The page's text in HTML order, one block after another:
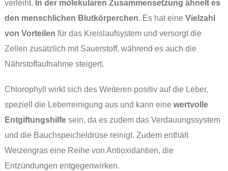
verleiht. In der molekularen Zusammensetzung ähnelt es
den menschlichen Blutkörperchen. Es hat eine Vielzahl
von Vorteilen für das Kreislaufsystem und versorgt die
Zellen zusätzlich mit Sauerstoff, während es auch die
Nährstoffaufnahme steigert.
Chlorophyll wirkt sich des Weiteren positiv auf die Leber,
speziell die Leberreinigung aus und kann eine wertvolle
Entgiftungshilfesein, da es zudem das Verdauungssystem
und die Bauchspeicheldrüse reinigt. Zudem enthält
Weizengras eine Reihe von Antioxidantien, die
Entzündungen entgegenwirken.